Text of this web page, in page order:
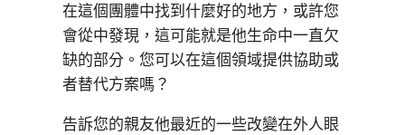
在這個團體中找到什麼好的地方，或許您
會從中發現，這可能就是他生命中一直欠
缺的部分。您可以在這個領域提供協助或
者替代方案嗎？
告訴您的親友他最近的一些改變在外人眼